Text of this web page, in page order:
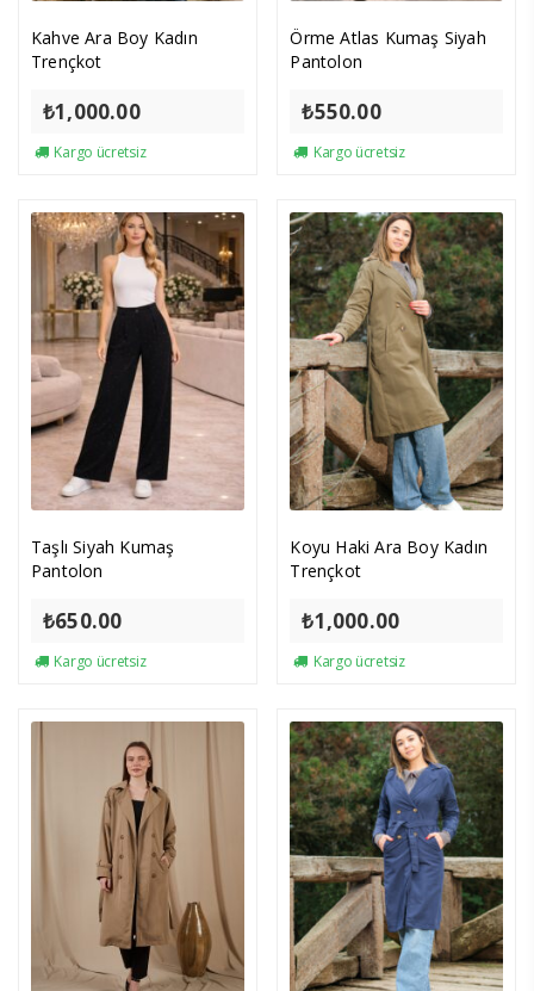
Kahve Ara Boy Kadın
Trençkot
₺1,000.00
Kargo ücretsiz
Örme Atlas Kumaş Siyah
Pantolon
₺550.00
Kargo ücretsiz
Taşlı Siyah Kumaş
Pantolon
₺650.00
Kargo ücretsiz
Koyu Haki Ara Boy Kadın
Trençkot
₺1,000.00
Kargo ücretsiz